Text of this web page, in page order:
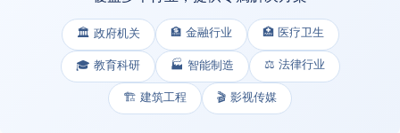
🏛️ 政府机关 🏦 金融行业 🏥 医疗卫生
🎓 教育科研 🏭 智能制造 ⚖️ 法律行业
🏗️ 建筑工程 🎬 影视传媒